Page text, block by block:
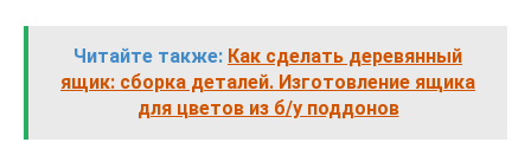
Читайте также: Как сделать деревянный
ящик: сборка деталей. Изготовление ящика
для цветов из б/у поддонов